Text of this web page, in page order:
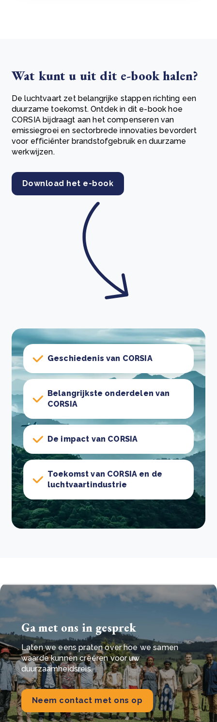
Wat kunt u uit dit e-book halen?
De luchtvaart zet belangrijke stappen richting een
duurzame toekomst. Ontdek in dit e-book hoe
CORSIA bijdraagt aan het compenseren van
emissiegroei en sectorbrede innovaties bevordert
voor efficiënter brandstofgebruik en duurzame
werkwijzen.
Download het e-book
Geschiedenis van CORSIA
Belangrijkste onderdelen van
CORSIA
De impact van CORSIA
Toekomst van CORSIA en de
luchtvaartindustrie
Ga met ons in gesprek
Laten we eens praten over hoe we samen
waarde kunnen creëren voor uw
duurzaamheidsreis.
Neem contact met ons op